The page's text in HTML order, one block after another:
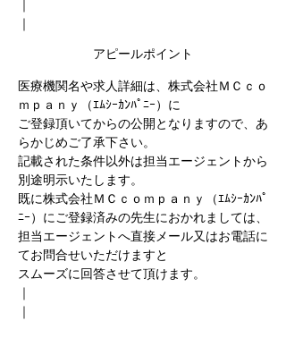
｜
｜
アピールポイント
医療機関名や求人詳細は、株式会社ＭＣｃｏ
ｍｐａｎｙ（ｴﾑｼｰｶﾝﾊﾟﾆｰ）に
ご登録頂いてからの公開となりますので、あ
らかじめご了承下さい。
記載された条件以外は担当エージェントから
別途明示いたします。
既に株式会社ＭＣｃｏｍｐａｎｙ（ｴﾑｼｰｶﾝﾊﾟ
ﾆｰ）にご登録済みの先生におかれましては、
担当エージェントへ直接メール又はお電話に
てお問合せいただけますと
スムーズに回答させて頂けます。
｜
｜